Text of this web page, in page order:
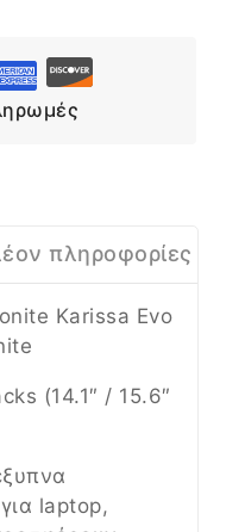
πληροφορίες
Karissa Evo
(14.1″ / 15.6″
laptop,